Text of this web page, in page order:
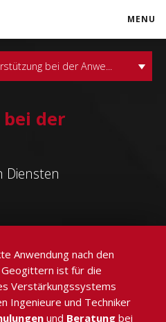
MENU
bei der Anwe...
der
Diensten
Anwendung nach den
ist für die
Verstärkungssystems
Ingenieure und Techniker
und Beratung bei